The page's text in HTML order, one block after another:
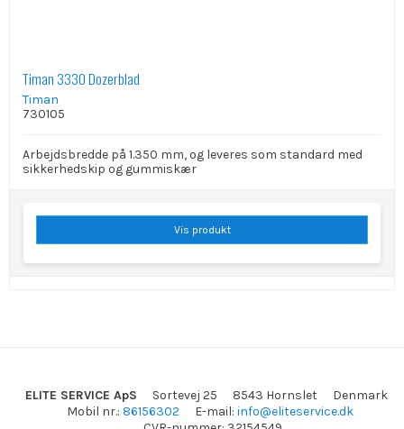
Timan 3330 Dozerblad
Timan
730105
Arbejdsbredde på 1.350 mm, og leveres som standard med
sikkerhedskip og gummiskær
Vis produkt
ELITE SERVICE ApS Sortevej 25 8543 Hornslet
Denmark
Mobil nr.: 86156302 E-mail: info@eliteservice.dk